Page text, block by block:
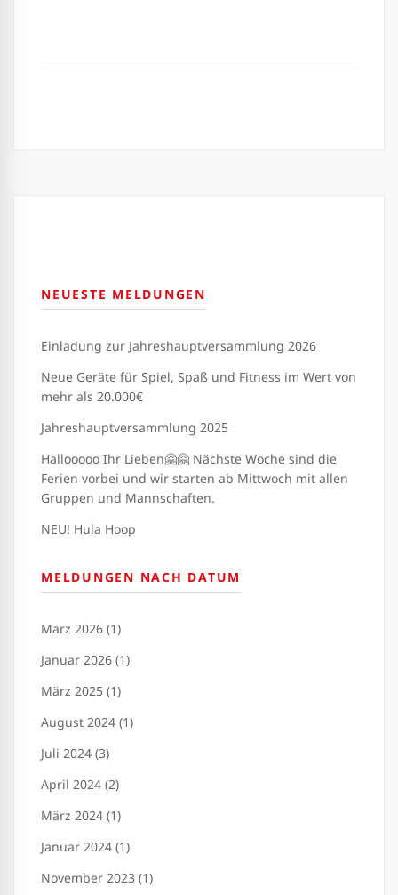
NEUESTE MELDUNGEN
Einladung zur Jahreshauptversammlung 2026
Neue Geräte für Spiel, Spaß und Fitness im Wert von
mehr als 20.000€
Jahreshauptversammlung 2025
Hallooooo Ihr Lieben🤗🤗 Nächste Woche sind die
Ferien vorbei und wir starten ab Mittwoch mit allen
Gruppen und Mannschaften.
NEU! Hula Hoop
MELDUNGEN NACH DATUM
März 2026 (1)
Januar 2026 (1)
März 2025 (1)
August 2024 (1)
Juli 2024 (3)
April 2024 (2)
März 2024 (1)
Januar 2024 (1)
November 2023 (1)